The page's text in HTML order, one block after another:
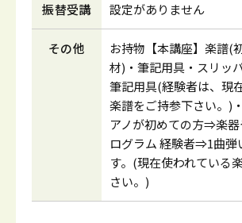
振替受講 設定がありません
その他
お持物【本講座】楽譜(
材)・筆記用具・スリッ
筆記用具(経験者は、現
楽譜をご持参下さい。)
アノが初めての方⇒楽
ログラム 経験者⇒1曲弾
す。(現在使われている
さい。)